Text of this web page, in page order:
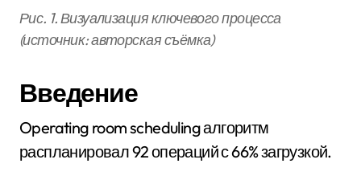
Рис. 1. Визуализация ключевого процесса
(источник: авторская съёмка)
Введение
Operating room scheduling алгоритм
распланировал 92 операций с 66% загрузкой.